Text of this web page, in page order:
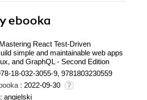
ebooka
Mastering React Test-Driven
simple and maintainable web apps
and GraphQL - Second Edition
18-032-3055-9, 9781803230559
: 2022-09-30
angielski